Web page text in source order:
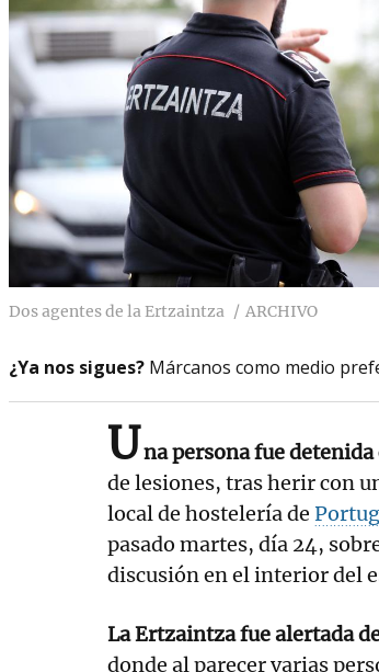
Dos agentes de la Ertzaintza ARCHIVO
¿Ya nos sigues? Márcanos como medio
Una persona fue
de lesiones, tras herir con
local de hostelería de
pasado martes, día 24,
discusión en el interior del
La Ertzaintza fue alertada
donde al parecer varias